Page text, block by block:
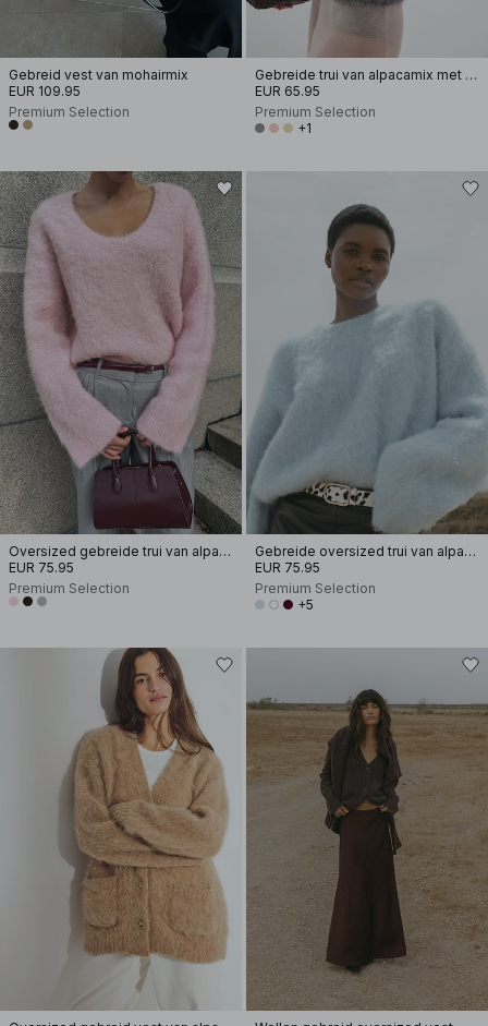
Gebreid vest van mohairmix
EUR 109.95
Premium Selection
Gebreide trui van alpacamix met korte mouwen
EUR 65.95
Premium Selection
+1
Oversized gebreide trui van alpacamix met lage halslijn
EUR 75.95
Premium Selection
Gebreide oversized trui van alpacamix
EUR 75.95
Premium Selection
+5